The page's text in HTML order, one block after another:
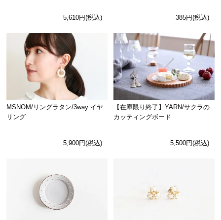
5,610円(税込) 385円(税込)
MSNOM/リングラタン/3way イヤ
リング
5,900円(税込)
【在庫限り終了】YARN/サクラの
カッティングボード
5,500円(税込)